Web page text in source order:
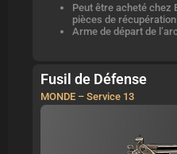
Peut être acheté chez
pièces de
Arme de départ de
Fusil de Défense
MONDE – Service 13